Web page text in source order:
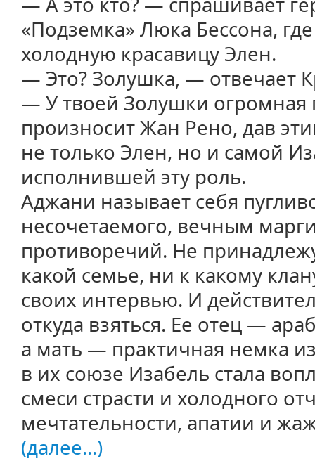
«Подземка» Люка Бессона,
холодную красавицу Элен.
― Это? Золушка, ― отвечает
― У твоей Золушки
произносит Жан Рено, дав
не только Элен, но и самой
исполнившей эту роль.
Аджани называет себя
несочетаемого, вечным
противоречий. Не
какой семье, ни к какому
своих интервью. И
откуда взяться. Ее отец ―
а мать ― практичная немка
в их союзе Изабель стала
смеси страсти и холодного
мечтательности, апатии и
(далее...)